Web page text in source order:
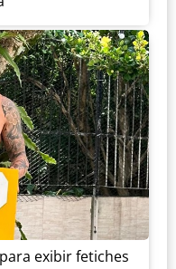
exibir fetiches